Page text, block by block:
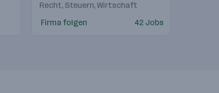
Recht, Steuern, Wirtschaft
Firma folgen
42 Jobs